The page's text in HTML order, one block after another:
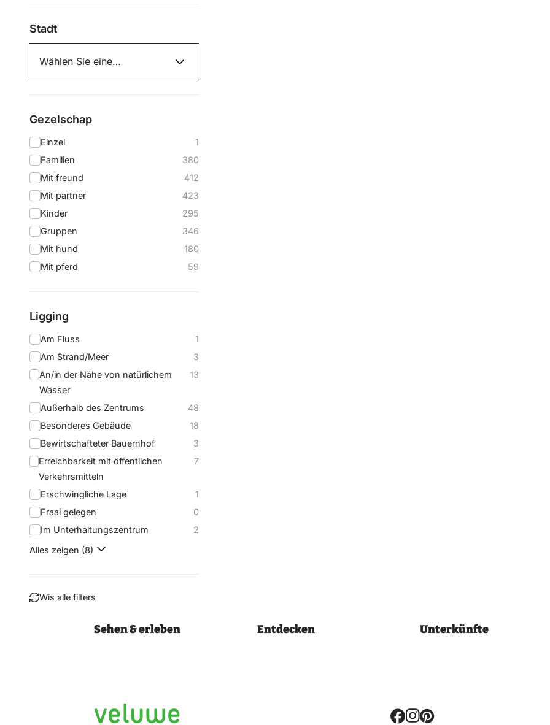
Stadt
Gezelschap
Einzel
1
Familien
380
Mit freund
412
Mit partner
423
Kinder
295
Gruppen
346
Mit hund
180
Mit pferd
59
Ligging
Am Fluss
1
Am Strand/Meer
3
An/in der Nähe von natürlichem
Wasser
13
Außerhalb des Zentrums
48
Besonderes Gebäude
18
Bewirtschafteter Bauernhof
3
Erreichbarkeit mit öffentlichen
Verkehrsmitteln
7
Erschwingliche Lage
1
Fraai gelegen
0
Im Unterhaltungszentrum
2
Alles zeigen (8)
Wis alle filters
Sehen & erleben Entdecken Unterkünfte